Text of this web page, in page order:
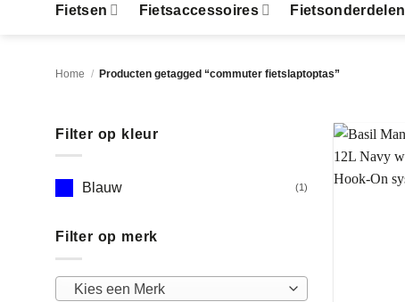
Fietsen Fietsaccessoires Fietsonderdelen
Home / Producten getagged “commuter fietslaptoptas”
Filter op kleur
Blauw (1)
Filter op merk
Kies een Merk